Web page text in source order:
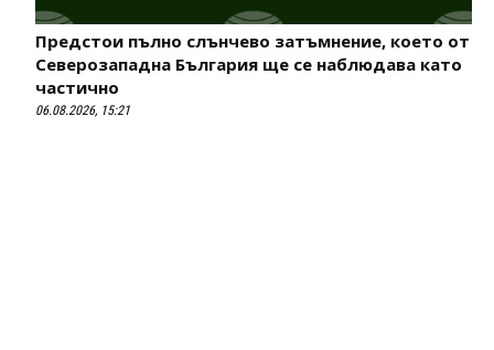
Предстои пълно слънчево затъмнение, което от
Северозападна България ще се наблюдава като
частично
06.08.2026, 15:21